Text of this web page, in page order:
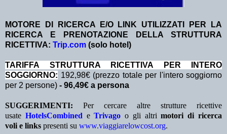
MOTORE DI RICERCA E/O LINK UTILIZZATI PER LA
RICERCA E PRENOTAZIONE DELLA STRUTTURA
RICETTIVA: Trip.com (solo hotel)
TA RIFFA STRUTTURA RICETTIVA PER INTERO
SOGGIORNO: 192,98€ (prezzo totale per l'intero soggiorno
per 2 persone) - 96,49€ a persona
SUGGERIMENTI: Per cercare altre strutture ricettive
usate HotelsCombined eTrivago o gli altrimotori di ricerca
voli e links presenti su www.viaggiarelowcost.org.